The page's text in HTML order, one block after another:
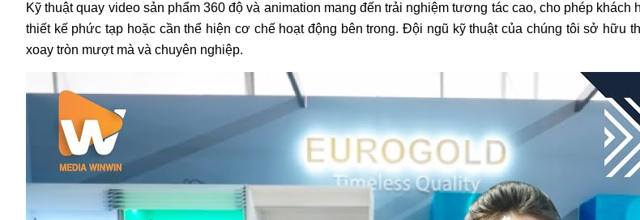
Kỹ thuật quay video sản phẩm 360 độ và animation mang đến trải nghiệm tương tác cao, cho phép
thiết kế phức tạp hoặc cần thể hiện cơ chế hoạt động bên trong. Đội ngũ kỹ thuật của chúng tôi sở hữu
xoay tròn mượt mà và chuyên nghiệp.